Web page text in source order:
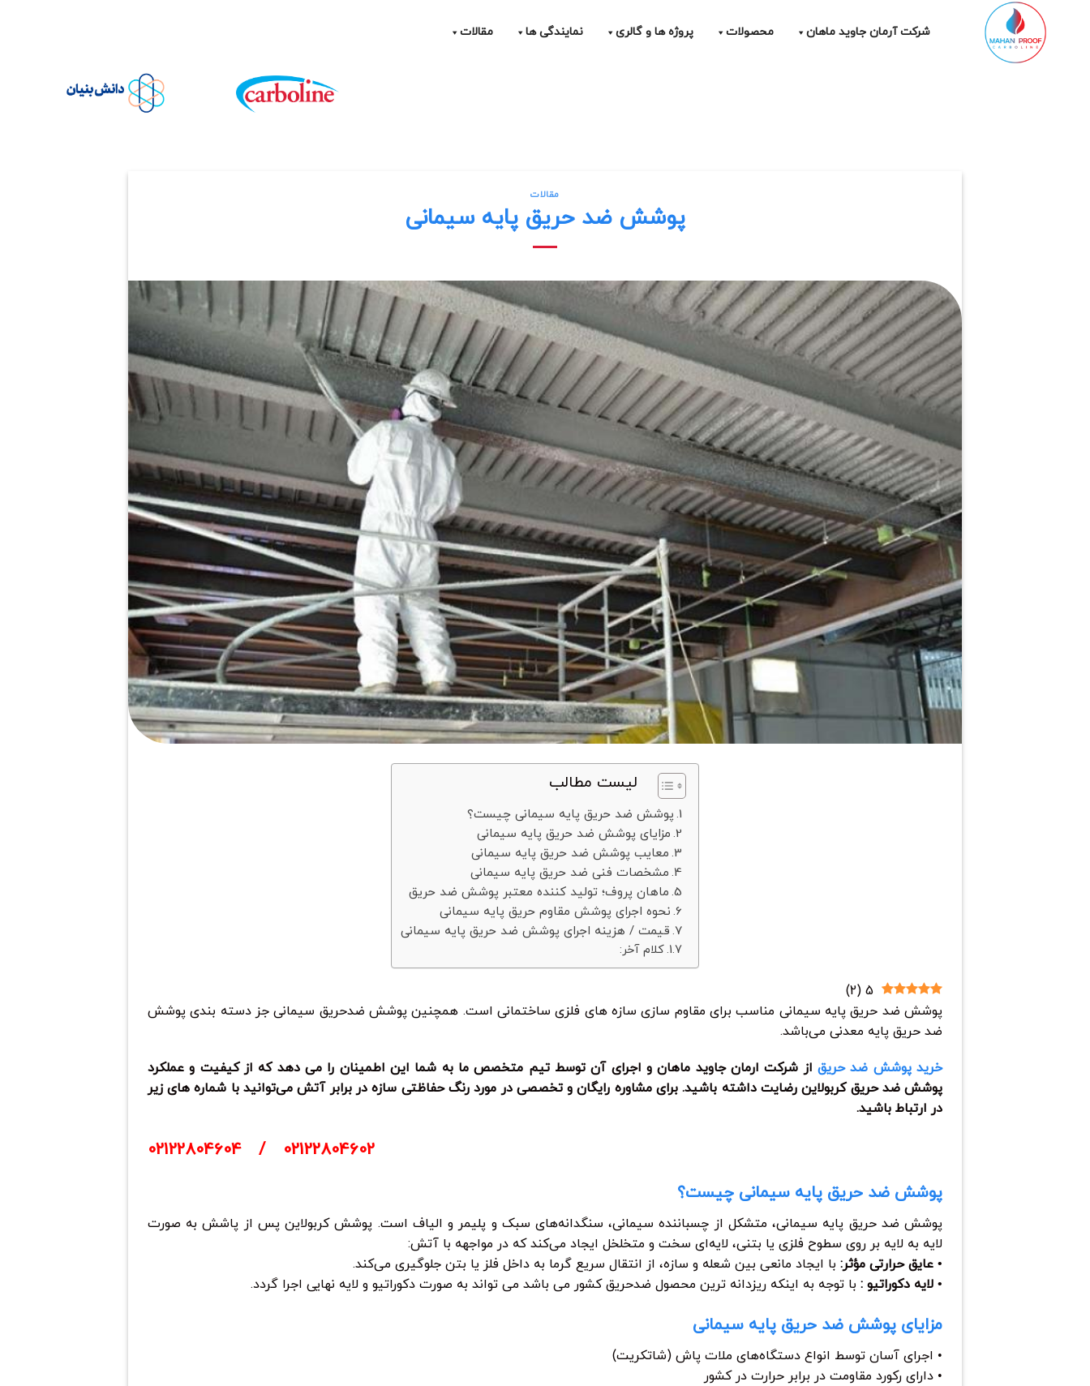
شرکت آرمان جاوید ماهان محصولات پروژه ها و گالری نمایندگی ها مقالات
مقالات
پوشش ضد حریق پایه سیمانی
لیست مطالب
پوشش ضد حریق پایه سیمانی چیست؟
مزایای پوشش ضد حریق پایه سیمانی
معایب پوشش ضد حریق پایه سیمانی
مشخصات فنی ضد حریق پایه سیمانی
ماهان پروف؛ تولید کننده معتبر پوشش ضد حریق
نحوه اجرای پوشش مقاوم حریق پایه سیمانی
قیمت / هزینه اجرای پوشش ضد حریق پایه سیمانی
کلام آخر:
5
(
2
)
پوشش ضد حریق پایه سیمانی مناسب برای مقاوم سازی سازه های فلزی ساختمانی است. همچنین پوشش ضدحریق سیمانی جز دسته بندی پوشش
ضد حریق پایه معدنی می‌باشد.
خرید پوشش ضد حریقاز شرکت ارمان جاوید ماهان و اجرای آن توسط تیم متخصص ما به شما این اطمینان را می دهد که از کیفیت و عملکرد
پوشش ضد حریق کربولاین رضایت داشته باشید. برای مشاوره رایگان و تخصصی در مورد رنگ حفاظتی سازه در برابر آتش می‌توانید با شماره های زیر
در ارتباط باشید.
02122804602
/
02122804604
پوشش ضد حریق پایه سیمانی چیست؟
پوشش ضد حریق پایه سیمانی، متشکل از چسباننده سیمانی، سنگدانه‌های سبک و پلیمر و الیاف است. پوشش کربولاین پس از پاشش به صورت
لایه به لایه بر روی سطوح فلزی یا بتنی، لایه‌ای سخت و متخلخل ایجاد می‌کند که در مواجهه با آتش:
• عایق حرارتی مؤثر:با ایجاد مانعی بین شعله و سازه، از انتقال سریع گرما به داخل فلز یا بتن جلوگیری می‌کند.
• لایه دکوراتیو :با توجه به اینکه ریزدانه ترین محصول ضدحریق کشور می باشد می تواند به صورت دکوراتیو و لایه نهایی اجرا گردد.
مزایای پوشش ضد حریق پایه سیمانی
• اجرای آسان توسط انواع دستگاه‌های ملات پاش (شاتکریت)
• دارای رکورد مقاومت در برابر حرارت در کشور